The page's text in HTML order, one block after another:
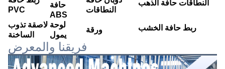
PVC
حافة
ABS
النطاقات
النطاقات حافة الذهب
لاصقة تذوب
الساخنة
لوحة
يمول
ربط حافة الخشب
فريقنا والمعرض